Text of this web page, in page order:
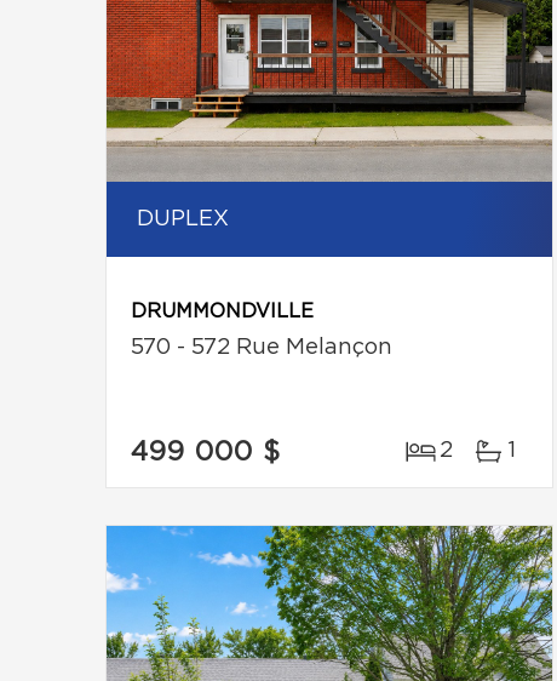
DUPLEX
DRUMMONDVILLE
570 - 572 Rue Melançon
499 000 $ 2 1